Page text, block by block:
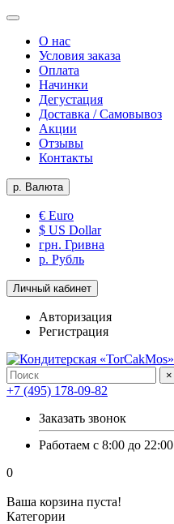
О нас
Условия заказа
Оплата
Начинки
Дегустация
Доставка / Самовывоз
Акции
Отзывы
Контакты
р. Валюта
€ Euro
$ US Dollar
грн. Гривна
р. Рубль
Личный кабинет
Авторизация
Регистрация
×
+7 (495) 178-09-82
Заказать звонок
Работаем с 8:00 до 22:00
0
Ваша корзина пуста!
Категории